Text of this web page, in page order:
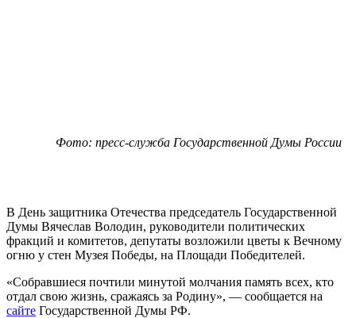
Фото: пресс-служба Государственной Думы России
В День защитника Отечества председатель Государственной
Думы Вячеслав Володин, руководители политических
фракций и комитетов, депутаты возложили цветы к Вечному
огню у стен Музея Победы, на Площади Победителей.
«Собравшиеся почтили минутой молчания память всех, кто
отдал свою жизнь, сражаясь за Родину», — сообщается на
сайте Государственной Думы РФ.